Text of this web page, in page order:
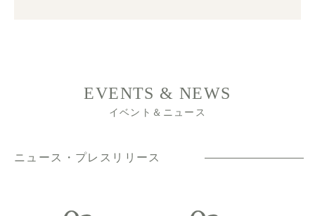
EVENTS & NEWS
イベント＆ニュース
ニュース・プレスリリース